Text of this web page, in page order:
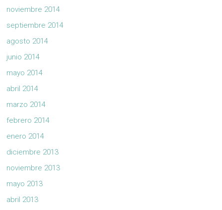
noviembre 2014
septiembre 2014
agosto 2014
junio 2014
mayo 2014
abril 2014
marzo 2014
febrero 2014
enero 2014
diciembre 2013
noviembre 2013
mayo 2013
abril 2013